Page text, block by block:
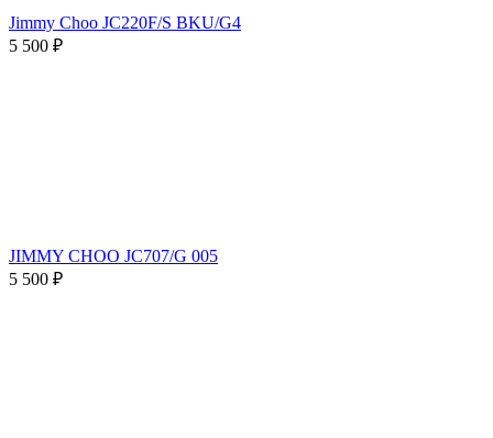
Jimmy Choo JC220F/S BKU/G4
5 500 ₽
JIMMY CHOO JC707/G 005
5 500 ₽